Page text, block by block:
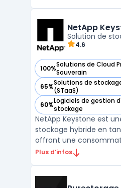
flexibilité, ce qui en fait
NetApp
Solution de
4.6
100%Solutions de Cloud
Souverain
— voir NetApp Keystone
65%Solutions de
(STaaS)
— voir NetApp Keystone
60%Logiciels de gestion
stockage
— voir NetApp Keystone
NetApp Keystone est
stockage hybride en
offrant une
cloud. Cette solution
Keystone propose des
Plus d’infos